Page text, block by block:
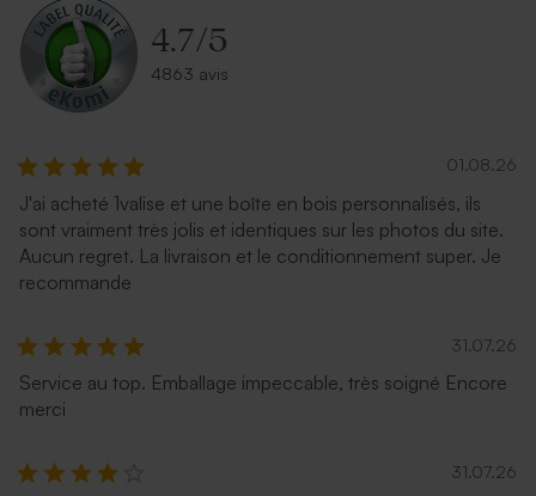
Enveloppe blanche
autocollante
Enveloppe argent
4.7/5
4863 avis
01.08.26
J'ai acheté 1valise et une boîte en bois personnalisés, ils
sont vraiment très jolis et identiques sur les photos du site.
Aucun regret. La livraison et le conditionnement super. Je
recommande
31.07.26
Service au top. Emballage impeccable, très soigné Encore
merci
31.07.26